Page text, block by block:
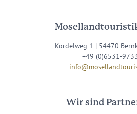
Kordelweg 1 | 54470
+49 (0)6531-
Wir sind